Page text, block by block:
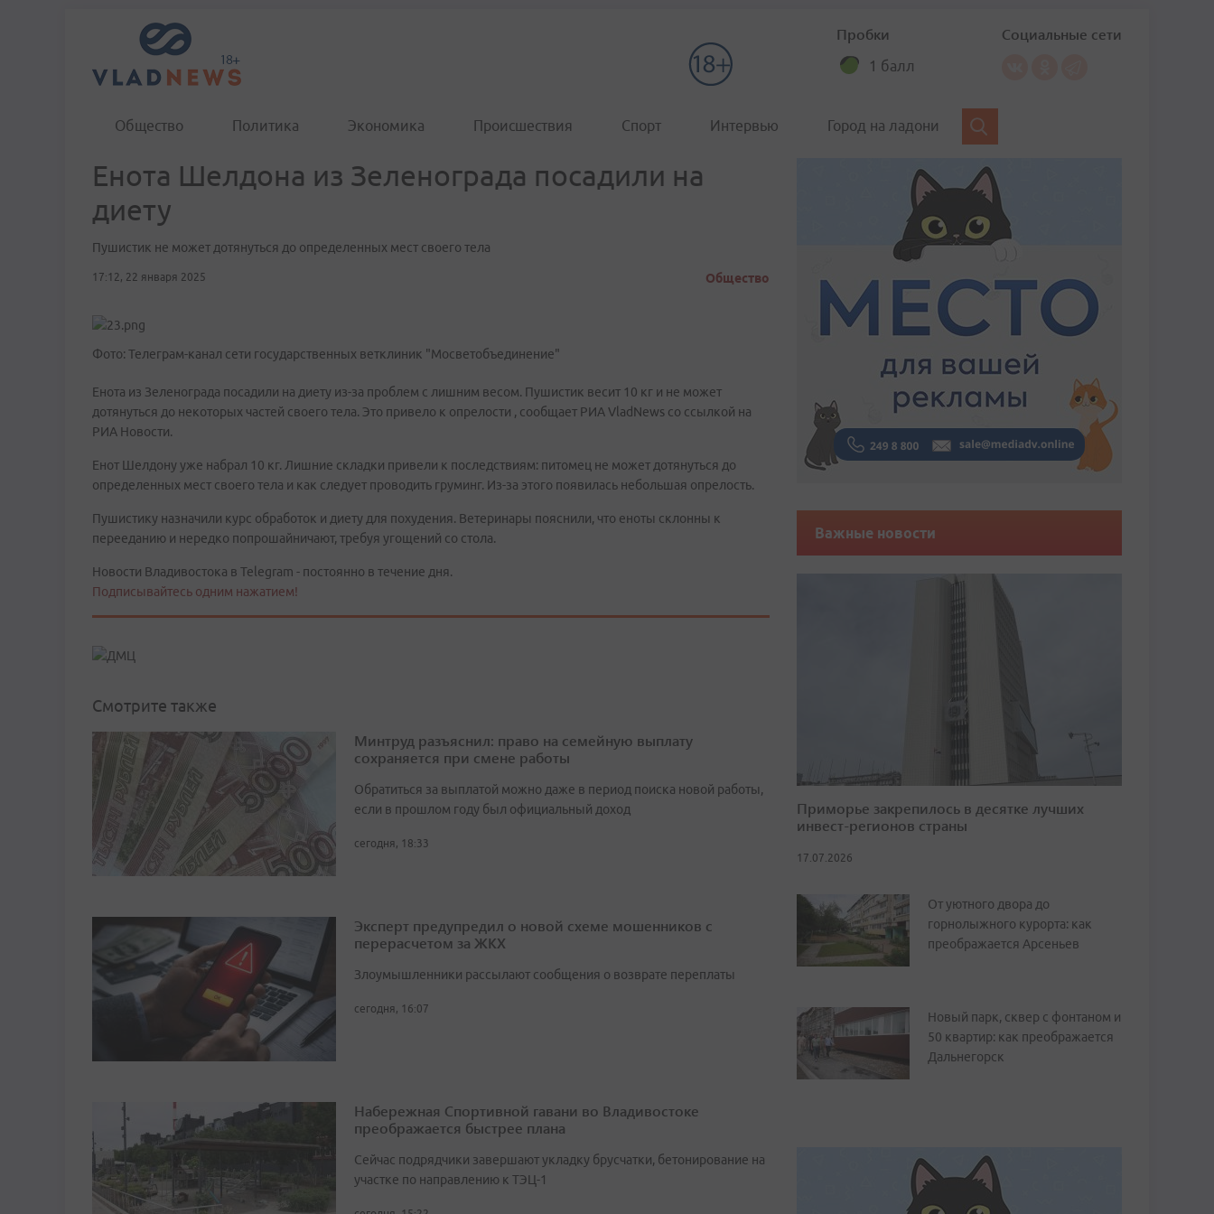
Пробки
1 балл
Социальные сети
Общество Политика Экономика Происшествия Спорт Интервью Город на ладони
Енота Шелдона из Зеленограда посадили на
диету
Пушистик не может дотянуться до определенных мест своего тела
17:12, 22 января 2025 Общество
Фото: Телеграм-канал сети государственных ветклиник "Мосветобъединение"
Енота из Зеленограда посадили на диету из-за проблем с лишним весом. Пушистик весит 10 кг и не может
дотянуться до некоторых частей своего тела. Это привело к опрелости , сообщает РИА VladNews со ссылкой на
РИА Новости.
Енот Шелдону уже набрал 10 кг. Лишние складки привели к последствиям: питомец не может дотянуться до
определенных мест своего тела и как следует проводить груминг. Из-за этого появилась небольшая опрелость.
Пушистику назначили курс обработок и диету для похудения. Ветеринары пояснили, что еноты склонны к
перееданию и нередко попрошайничают, требуя угощений со стола.
Новости Владивостока в Telegram - постоянно в течение дня.
Подписывайтесь одним нажатием!
Смотрите также
Минтруд разъяснил: право на семейную выплату
сохраняется при смене работы
Обратиться за выплатой можно даже в период поиска новой работы,
если в прошлом году был официальный доход
сегодня, 18:33
Эксперт предупредил о новой схеме мошенников с
перерасчетом за ЖКХ
Злоумышленники рассылают сообщения о возврате переплаты
сегодня, 16:07
Набережная Спортивной гавани во Владивостоке
преображается быстрее плана
Сейчас подрядчики завершают укладку брусчатки, бетонирование на
участке по направлению к ТЭЦ-1
Важные новости
Приморье закрепилось в десятке лучших
инвест-регионов страны
17.07.2026
От уютного двора до
горнолыжного курорта: как
преображается Арсеньев
Новый парк, сквер с фонтаном и
50 квартир: как преображается
Дальнегорск